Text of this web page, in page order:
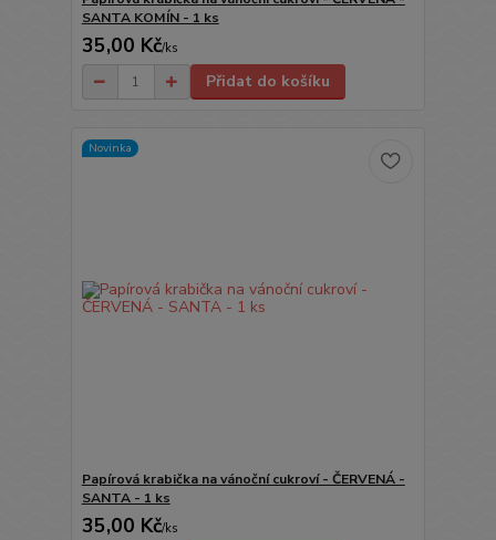
SANTA KOMÍN - 1 ks
35,00 Kč/ks
Přidat do košíku
Novinka
Papírová krabička na vánoční cukroví - ČERVENÁ -
SANTA - 1 ks
35,00 Kč/ks